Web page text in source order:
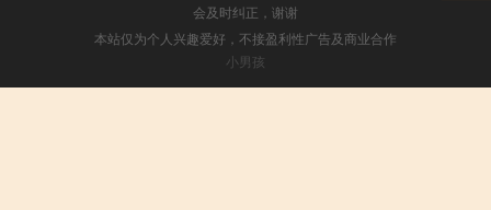
会及时纠正，谢谢
本站仅为个人兴趣爱好，不接盈利性广告及商业合作
小男孩